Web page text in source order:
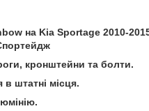
на Kia Sportage 2010-
кронштейни та болти.
штатні місця.